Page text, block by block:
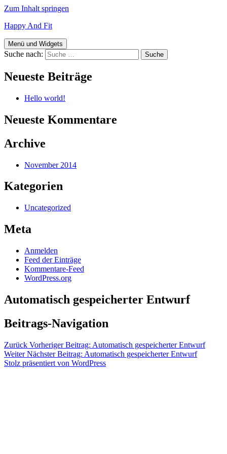
Zum Inhalt springen
Happy And Fit
Menü und Widgets
Suche nach:
Neueste Beiträge
Hello world!
Neueste Kommentare
Archive
November 2014
Kategorien
Uncategorized
Meta
Anmelden
Feed der Einträge
Kommentare-Feed
WordPress.org
Automatisch gespeicherter Entwurf
Beitrags-Navigation
Zurück Vorheriger Beitrag: Automatisch gespeicherter Entwurf
Weiter Nächster Beitrag: Automatisch gespeicherter Entwurf
Stolz präsentiert von WordPress